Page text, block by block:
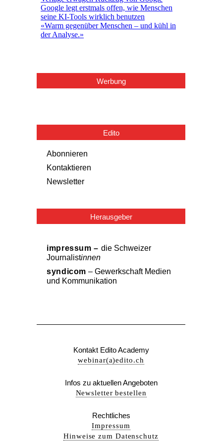
Werbung
Edito
Abonnieren
Kontaktieren
Newsletter
Herausgeber
impressum – die Schweizer
Journalistinnen
syndicom – Gewerkschaft Medien
und Kommunikation
Kontakt Edito Academy
webinar(a)edito.ch
Infos zu aktuellen Angeboten
Newsletter bestellen
Rechtliches
Impressum
Hinweise zum Datenschutz